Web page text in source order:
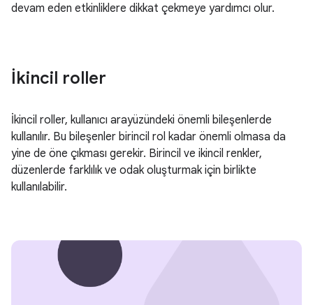
devam eden etkinliklere dikkat çekmeye yardımcı olur.
İkincil roller
İkincil roller, kullanıcı arayüzündeki önemli bileşenlerde
kullanılır. Bu bileşenler birincil rol kadar önemli olmasa da
yine de öne çıkması gerekir. Birincil ve ikincil renkler,
düzenlerde farklılık ve odak oluşturmak için birlikte
kullanılabilir.